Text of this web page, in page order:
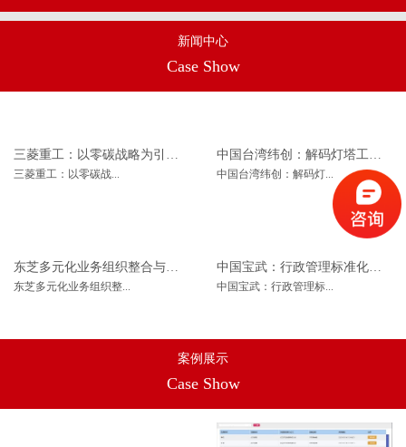
安，公司位于西...
新闻中心
Case Show
三菱重工：以零碳战... 中国台湾纬创：解码灯...
东芝多元化业务组织整... 中国宝武：行政管理标...
案例展示
Case Show